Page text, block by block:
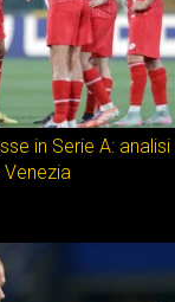
in Serie A:
Venezia